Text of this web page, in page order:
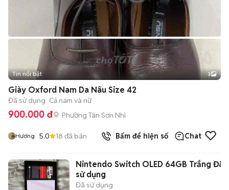
Tin nổi bật 3
Giày Oxford Nam Da Nâu Size 42
Đã sử dụng Cả nam và nữ
900.000 đ Phường Tân Sơn Nhì
Hương 5.0 18 đã bán Bấm để hiện số Chat
Nintendo Switch OLED 64GB Trắng Đã
sử dụng
Đã sử dụng